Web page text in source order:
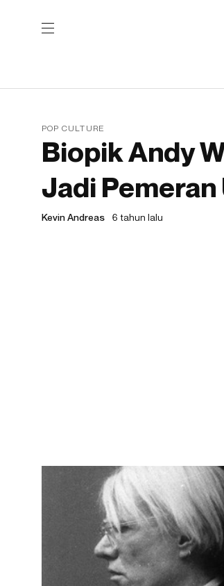
POP CULTURE
Biopik Andy
Jadi
Kevin Andreas 6 tahun lalu